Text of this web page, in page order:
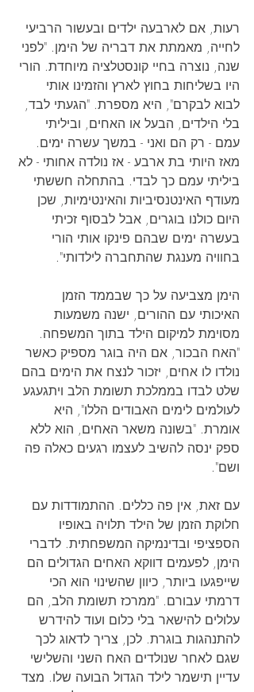
רעות, אם לארבעה ילדים ובעשור הרביעי
לחייה, מאמתת את דבריה של הימן. "לפני
שנה, נוצרה בחיי קונסטלציה מיוחדת. הורי
היו בשליחות בחוץ לארץ והזמינו אותי
לבוא לבקרם", היא מספרת. "הגעתי לבד,
בלי הילדים, הבעל או האחים, וביליתי
עמם - רק הם ואני - במשך עשרה ימים.
מאז היותי בת ארבע - אז נולדה אחותי - לא
ביליתי עמם כך לבדי. בהתחלה חששתי
מעודף האינטנסיביות והאינטימיות, שכן
היום כולנו בוגרים, אבל לבסוף זכיתי
בעשרה ימים שבהם פינקו אותי הורי
בחוויה מענגת שהתחברה לילדותי".
הימן מצביעה על כך שבממד הזמן
האיכותי עם ההורים, ישנה משמעות
מסוימת למיקום הילד בתוך המשפחה.
"האח הבכור, אם היה בוגר מספיק כאשר
נולדו לו אחים, יזכור לנצח את הימים בהם
שלט לבדו בממלכת תשומת הלב ויתגעגע
לעולמים לימים האבודים הללו", היא
אומרת. "בשונה משאר האחים, הוא ללא
ספק ינסה להשיב לעצמו רגעים כאלה פה
ושם".
עם זאת, אין פה כללים. ההתמודדות עם
חלוקת הזמן של הילד תלויה באופיו
הספציפי ובדינמיקה המשפחתית. לדברי
הימן, לפעמים דווקא האחים הגדולים הם
שייפגעו ביותר, כיוון שהשינוי הוא הכי
דרמתי עבורם. "ממרכז תשומת הלב, הם
עלולים להישאר בלי כלום ועוד להידרש
להתנהגות בוגרת. לכן, צריך לדאוג לכך
שגם לאחר שנולדים האח השני והשלישי
עדיין תישמר לילד הגדול הבועה שלו. מצד